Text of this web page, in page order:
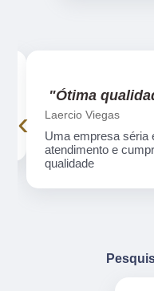
"Ótima
Laercio Viegas
Uma empresa séria
atendimento e
qualidade
‹